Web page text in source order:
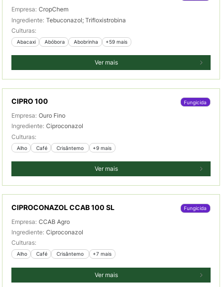
Empresa: CropChem
Ingrediente: Tebuconazol; Trifloxistrobina
Culturas:
Abacaxi Abóbora Abobrinha +59 mais
Ver mais
CIPRO 100 Fungicida
Empresa: Ouro Fino
Ingrediente: Ciproconazol
Culturas:
Alho Café Crisântemo +9 mais
Ver mais
CIPROCONAZOL CCAB 100 SL Fungicida
Empresa: CCAB Agro
Ingrediente: Ciproconazol
Culturas:
Alho Café Crisântemo +7 mais
Ver mais